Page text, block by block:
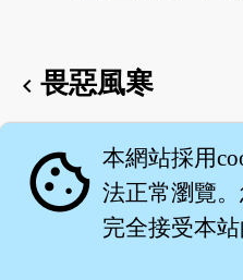
chevron_left 畏惡風寒
English version
cookie 本網站採用
法正常瀏覽
完全接受本